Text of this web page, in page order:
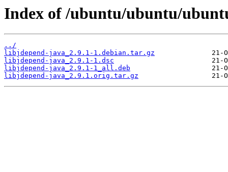
Index of /ubuntu/ubuntu/
../
libjdepend-java_2.9.1-1.debian.tar.gz
libjdepend-java_2.9.1-1.dsc
libjdepend-java_2.9.1-1_all.deb
libjdepend-java_2.9.1.orig.tar.gz